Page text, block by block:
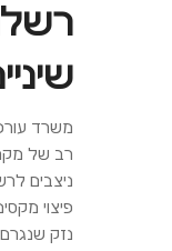
משרד
רב של
ניצבים
פיצוי
נזק